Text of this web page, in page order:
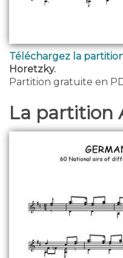
Téléchargez la
Horetzky.
Partition gratuite en
La partition